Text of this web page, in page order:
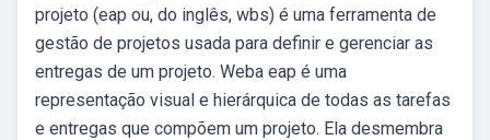
projeto (eap ou, do inglês, wbs) é uma ferramenta de
gestão de projetos usada para definir e gerenciar as
entregas de um projeto. Weba eap é uma
representação visual e hierárquica de todas as tarefas
e entregas que compõem um projeto. Ela desmembra